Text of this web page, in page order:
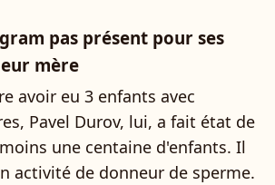
pas présent pour ses
mère
avoir eu 3 enfants avec
Pavel Durov, lui, a fait état de
une centaine d'enfants. Il
activité de donneur de sperme.